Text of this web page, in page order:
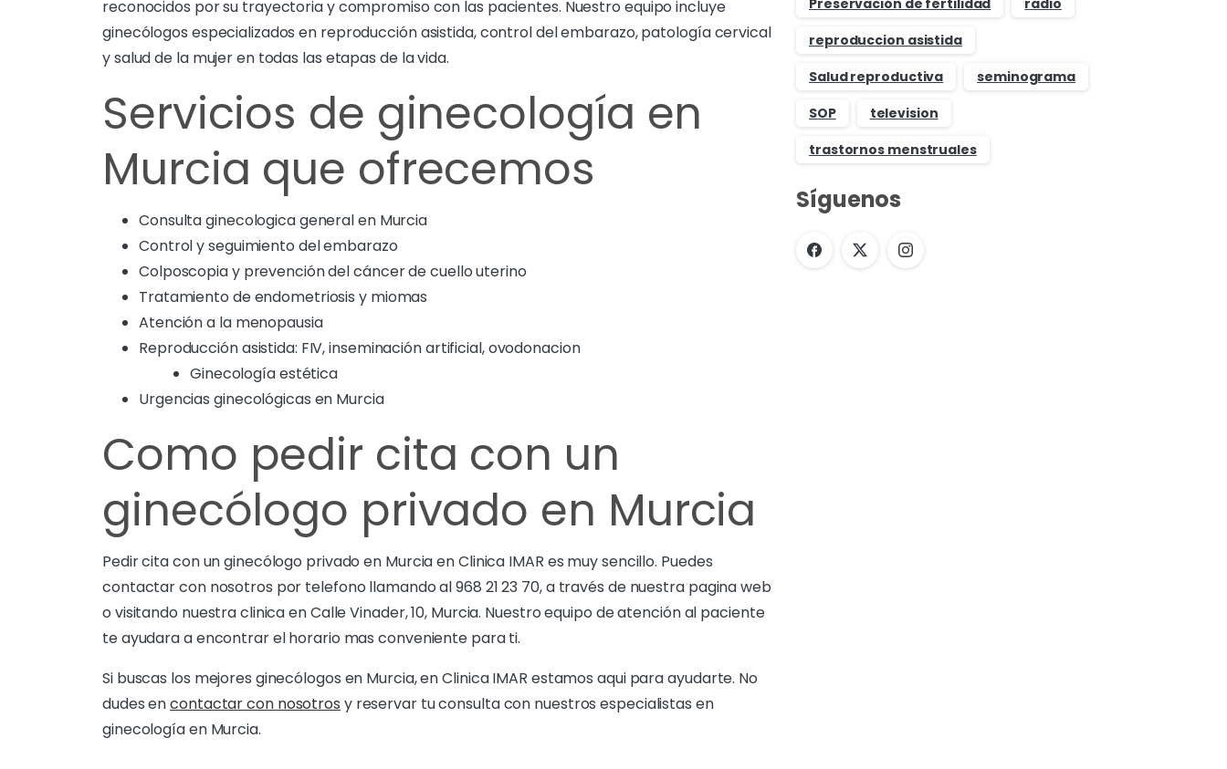
reconocidos por su trayectoria y compromiso con las pacientes. Nuestro equipo incluye
ginecólogos especializados en reproducción asistida, control del embarazo, patología cervical
y salud de la mujer en todas las etapas de la vida.
Servicios de ginecología en
Murcia que ofrecemos
Consulta ginecologica general en Murcia
Control y seguimiento del embarazo
Colposcopia y prevención del cáncer de cuello uterino
Tratamiento de endometriosis y miomas
Atención a la menopausia
Reproducción asistida: FIV, inseminación artificial, ovodonacion
Ginecología estética
Urgencias ginecológicas en Murcia
Como pedir cita con un
ginecólogo privado en Murcia
Pedir cita con un ginecólogo privado en Murcia en Clinica IMAR es muy sencillo. Puedes
contactar con nosotros por telefono llamando al 968 21 23 70, a través de nuestra pagina web
o visitando nuestra clinica en Calle Vinader, 10, Murcia. Nuestro equipo de atención al paciente
te ayudara a encontrar el horario mas conveniente para ti.
Si buscas los mejores ginecólogos en Murcia, en Clinica IMAR estamos aqui para ayudarte. No
dudes encontactar con nosotros y reservar tu consulta con nuestros especialistas en
ginecología en Murcia.
reproduccion asistida
Salud reproductiva
seminograma
SOP
television
trastornos menstruales
Síguenos